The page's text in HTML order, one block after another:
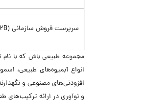
سرپرست فروش سازمانی (B2B)
انواع آبمیوه‌های طبیعی،
افزودنی‌های مصنوعی و
و نوآوری در ارائه ترکیب‌های